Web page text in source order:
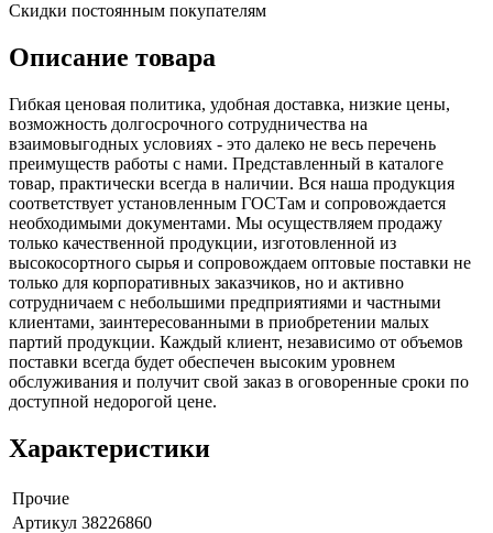
Скидки постоянным покупателям
Описание товара
Гибкая ценовая политика, удобная доставка, низкие цены,
возможность долгосрочного сотрудничества на
взаимовыгодных условиях - это далеко не весь перечень
преимуществ работы с нами. Представленный в каталоге
товар, практически всегда в наличии. Вся наша продукция
соответствует установленным ГОСТам и сопровождается
необходимыми документами. Мы осуществляем продажу
только качественной продукции, изготовленной из
высокосортного сырья и сопровождаем оптовые поставки не
только для корпоративных заказчиков, но и активно
сотрудничаем с небольшими предприятиями и частными
клиентами, заинтересованными в приобретении малых
партий продукции. Каждый клиент, независимо от объемов
поставки всегда будет обеспечен высоким уровнем
обслуживания и получит свой заказ в оговоренные сроки по
доступной недорогой цене.
Характеристики
Прочие
Артикул 38226860